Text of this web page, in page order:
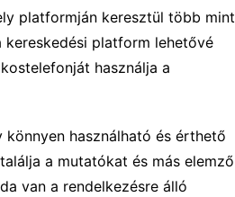
platformján keresztül több mint
kereskedési platform lehetővé
használja a
használható és érthető
a mutatókat és más elemző
van a rendelkezésre álló